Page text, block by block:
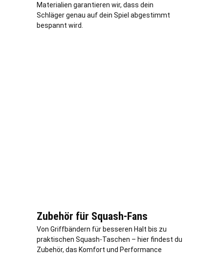
Materialien garantieren wir, dass dein
Schläger genau auf dein Spiel abgestimmt
bespannt wird.
Zubehör für Squash-Fans
Von Griffbändern für besseren Halt bis zu
praktischen Squash-Taschen – hier findest du
Zubehör, das Komfort und Performance